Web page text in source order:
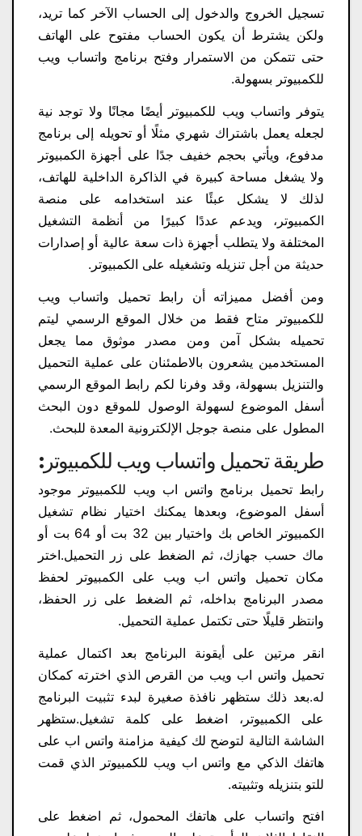
تسجيل الخروج والدخول إلى الحساب الآخر كما تريد،
ولكن يشترط أن يكون الحساب مفتوح على الهاتف
حتى تتمكن من الاستمرار وفتح برنامج واتساب ويب
للكمبيوتر بسهولة.
يتوفر واتساب ويب للكمبيوتر أيضًا مجانًا ولا توجد نية
لجعله يعمل باشتراك شهري مثلًا أو تحويله إلى برنامج
مدفوع، ويأتي بحجم خفيف جدًا على أجهزة الكمبيوتر
ولا يشغل مساحة كبيرة في الذاكرة الداخلية للهاتف،
لذلك لا يشكل عبئًا عند استخدامه على منصة
الكمبيوتر، ويدعم عددًا كبيرًا من أنظمة التشغيل
المختلفة ولا يتطلب أجهزة ذات سعة عالية أو إصدارات
حديثة من أجل تنزيله وتشغيله على الكمبيوتر.
ومن أفضل مميزاته أن رابط تحميل واتساب ويب
للكمبيوتر متاح فقط من خلال الموقع الرسمي ليتم
تحميله بشكل آمن ومن مصدر موثوق مما يجعل
المستخدمين يشعرون بالاطمئنان على عملية التحميل
والتنزيل بسهولة، وقد وفرنا لكم رابط الموقع الرسمي
أسفل الموضوع لسهولة الوصول للموقع دون البحث
المطول على منصة جوجل الإلكترونية المعدة للبحث.
طريقة تحميل واتساب ويب للكمبيوتر:
رابط تحميل برنامج واتس اب ويب للكمبيوتر موجود
أسفل الموضوع، وبعدها يمكنك اختيار نظام تشغيل
الكمبيوتر الخاص بك واختيار بين 32 بت أو 64 بت أو
ماك حسب جهازك، ثم الضغط على زر التحميل.اختر
مكان تحميل واتس اب ويب على الكمبيوتر لحفظ
مصدر البرنامج بداخله، ثم الضغط على زر الحفظ،
وانتظر قليلًا حتى تكتمل عملية التحميل.
انقر مرتين على أيقونة البرنامج بعد اكتمال عملية
تحميل واتس اب ويب من القرص الذي اخترته كمكان
له.بعد ذلك ستظهر نافذة صغيرة لبدء تثبيت البرنامج
على الكمبيوتر، اضغط على كلمة تشغيل.ستظهر
الشاشة التالية لتوضح لك كيفية مزامنة واتس اب على
هاتفك الذكي مع واتس اب ويب للكمبيوتر الذي قمت
للتو بتنزيله وتثبيته.
افتح واتساب على هاتفك المحمول، ثم اضغط على